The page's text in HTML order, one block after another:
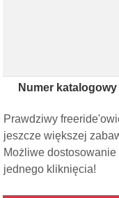
Numer katalogowy
Prawdziwy
jeszcze większej
Możliwe
jednego kliknięcia!